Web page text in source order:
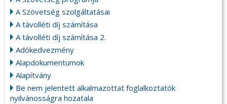
A Szövetség szolgáltatásai
A távolléti díj számítása
A távolléti díj számítása 2.
Adókedvezmény
Alapdokumentumok
Alapítvány
Be nem jelentett alkalmazottat foglalkoztatók
nyilvánosságra hozatala